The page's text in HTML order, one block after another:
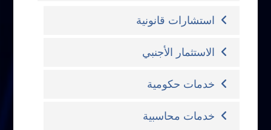
استشارات قانونية
الاستثمار الأجنبي
خدمات حكومية
خدمات محاسبية